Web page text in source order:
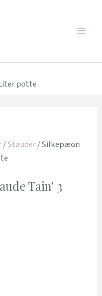
potte
/Stauder/ Silkepæon
Tain’ 3